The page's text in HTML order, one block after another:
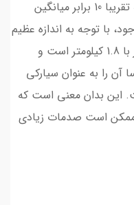
میلیون کیلومتری سیاره ما می‌گذرد که تقریبا 10 برابر میانگین
با توجه به اندازه عظیم
این سنگ فضایی که دارای قطری برابر با 1.8 کیلومتر است و
آن را به عنوان سیارکی
این بدان معنی است که
است صدمات زیادی